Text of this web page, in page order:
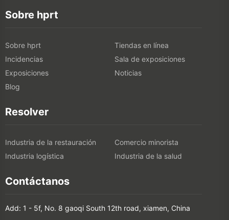
Sobre hprt
Sobre hprt
Tiendas en línea
Incidencias
Sala de exposiciones
Exposiciones
Noticias
Blog
Resolver
Industria de la restauración
Comercio minorista
Industria logística
Industria de la salud
Contáctanos
Add: 1 - 5f, No. 8 gaoqi South 12th road, xiamen, China